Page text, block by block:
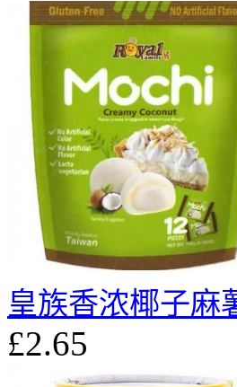
皇族香浓椰子麻
£2.65